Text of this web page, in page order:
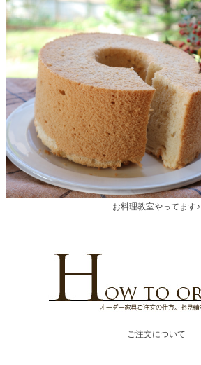
お料理教室やってます♪
ご注文について